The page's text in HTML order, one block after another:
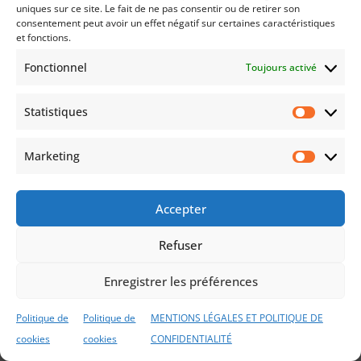
uniques sur ce site. Le fait de ne pas consentir ou de retirer son
consentement peut avoir un effet négatif sur certaines caractéristiques
et fonctions.
Fonctionnel Toujours activé
Statistiques
Marketing
Accepter
Refuser
Enregistrer les préférences
Politique de
cookies
Politique de
cookies
MENTIONS LÉGALES ET POLITIQUE DE
CONFIDENTIALITÉ
ACCUEIL
Mentions légales et confidentialité
Aurillac, Arcachon- ORIAS : 25002711 (CIF, COA,